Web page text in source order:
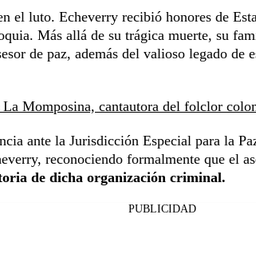
el luto. Echeverry recibió honores de
Más allá de su trágica muerte, su
de paz, además del valioso legado de
Momposina, cantautora del folclor
ante la Jurisdicción Especial para la
reconociendo formalmente que el
de dicha organización criminal.
PUBLICIDAD